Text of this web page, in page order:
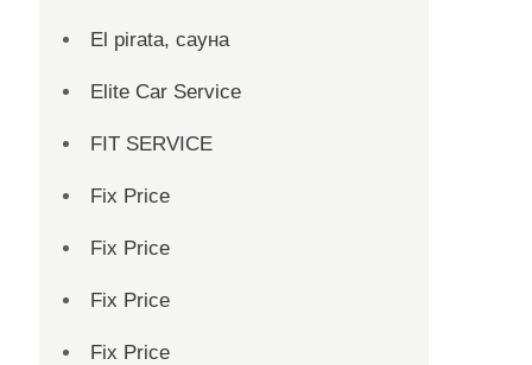
El pirata, сауна
Elite Car Service
FIT SERVICE
Fix Price
Fix Price
Fix Price
Fix Price